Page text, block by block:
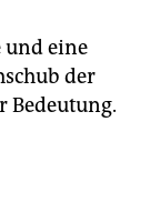
und eine
der
Bedeutung.